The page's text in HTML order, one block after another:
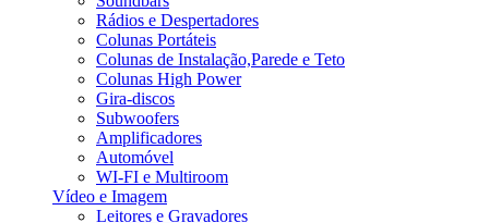
Rádios e Despertadores
Colunas Portáteis
Colunas de Instalação,Parede e Teto
Colunas High Power
Gira-discos
Subwoofers
Amplificadores
Automóvel
WI-FI e Multiroom
Vídeo e Imagem
Leitores e Gravadores